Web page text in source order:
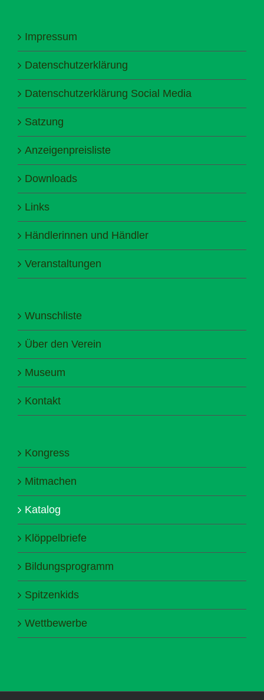
Impressum
Datenschutzerklärung
Datenschutzerklärung Social Media
Satzung
Anzeigenpreisliste
Downloads
Links
Händlerinnen und Händler
Veranstaltungen
Wunschliste
Über den Verein
Museum
Kontakt
Kongress
Mitmachen
Katalog
Klöppelbriefe
Bildungsprogramm
Spitzenkids
Wettbewerbe